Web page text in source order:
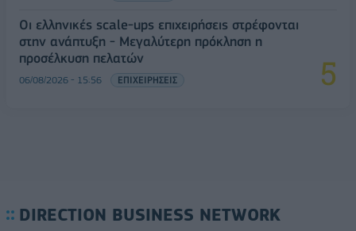
Οι ελληνικές scale-ups επιχειρήσεις στρέφονται
στην ανάπτυξη - Μεγαλύτερη πρόκληση η
προσέλκυση πελατών
06/08/2026 - 15:56 ΕΠΙΧΕΙΡΗΣΕΙΣ
DIRECTION BUSINESS NETWORK